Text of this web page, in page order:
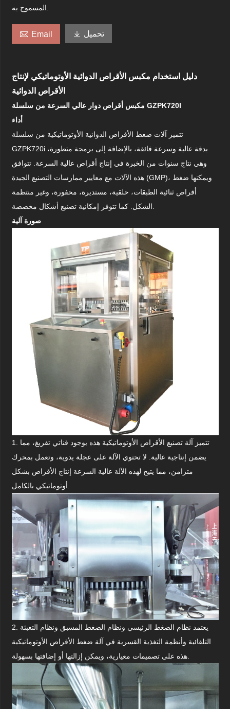
 Email  تحميل
دليل استخدام مكبس الأقراص الدوائية الأوتوماتيكي لإنتاج
الأقراص الدوائية
مكبس أقراص دوار عالي السرعة من سلسلة GZPK720I
أداء
تتميز آلات ضغط الأقراص الدوائية الأوتوماتيكية من سلسلة
GZPK720i بدقة عالية وسرعة فائقة، بالإضافة إلى برمجة متطورة،
وهي نتاج سنوات من الخبرة في إنتاج أقراص عالية السرعة. تتوافق
هذه الآلات مع معايير ممارسات التصنيع الجيدة (GMP)، ويمكنها ضغط
أقراص ثنائية الطبقات، حلقية، مستديرة، محفورة، وغير منتظمة
صورة آلية
1. تتميز آلة تصنيع الأقراص الأوتوماتيكية هذه بوجود قناتي تفريغ، مما
يضمن إنتاجية عالية. لا تحتوي الآلة على عجلة يدوية، وتعمل بمحرك
متزامن، مما يتيح لهذه الآلة عالية السرعة إنتاج الأقراص بشكل
2. يعتمد نظام الضغط الرئيسي ونظام الضغط المسبق ونظام التعبئة
التلقائية وأنظمة التغذية القسرية في آلة ضغط الأقراص الأوتوماتيكية